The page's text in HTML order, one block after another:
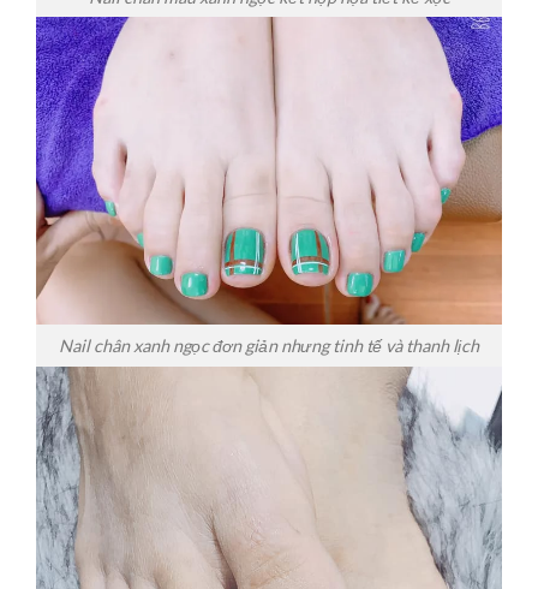
Nail chân xanh ngọc đơn giản nhưng tinh tế và thanh lịch